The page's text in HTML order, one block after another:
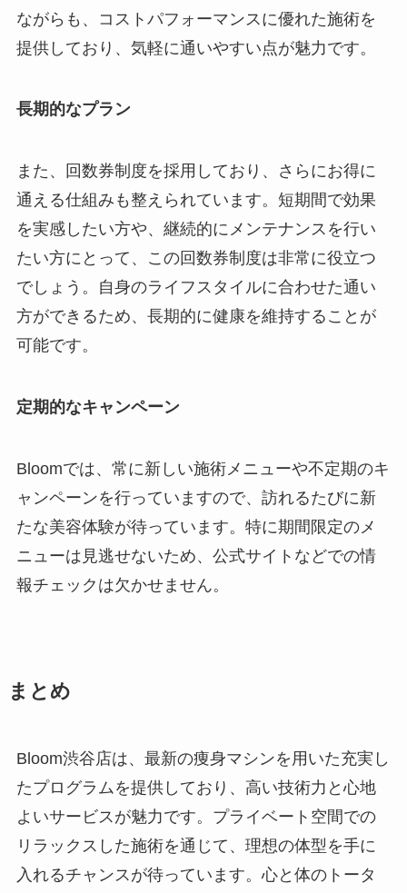
ながらも、コストパフォーマンスに優れた施術を
提供しており、気軽に通いやすい点が魅力です。
長期的なプラン
また、回数券制度を採用しており、さらにお得に
通える仕組みも整えられています。短期間で効果
を実感したい方や、継続的にメンテナンスを行い
たい方にとって、この回数券制度は非常に役立つ
でしょう。自身のライフスタイルに合わせた通い
方ができるため、長期的に健康を維持することが
可能です。
定期的なキャンペーン
Bloomでは、常に新しい施術メニューや不定期のキ
ャンペーンを行っていますので、訪れるたびに新
たな美容体験が待っています。特に期間限定のメ
ニューは見逃せないため、公式サイトなどでの情
報チェックは欠かせません。
まとめ
Bloom渋谷店は、最新の痩身マシンを用いた充実し
たプログラムを提供しており、高い技術力と心地
よいサービスが魅力です。プライベート空間での
リラックスした施術を通じて、理想の体型を手に
入れるチャンスが待っています。心と体のトータ